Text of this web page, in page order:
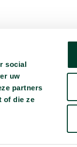
social
uw
partners
of die ze